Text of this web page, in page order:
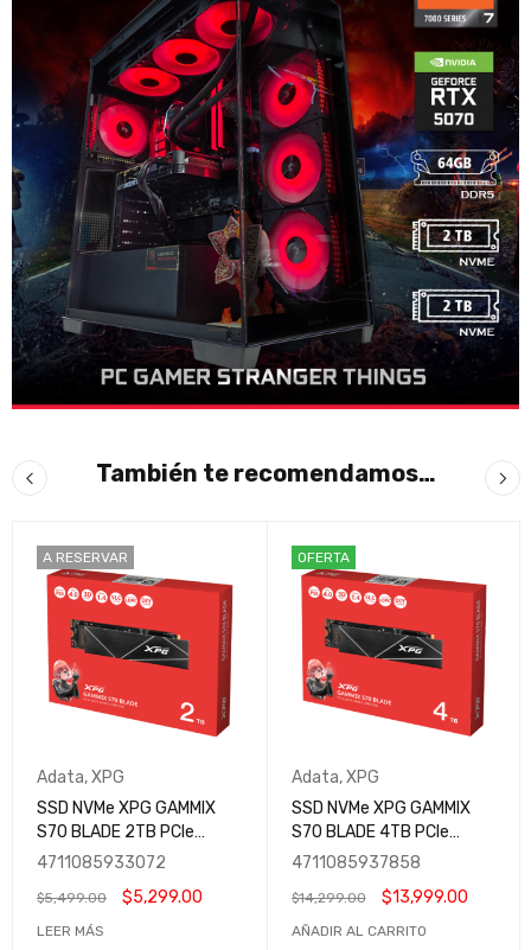
También te recomendamos…
A RESERVAR
Adata,XPG
SSD NVMe XPG GAMMIX
S70 BLADE 2TB PCIe
Gen4x4 M.2 2280
4711085933072
$5,499.00 $5,299.00
LEER MÁS
OFERTA
Adata,XPG
SSD NVMe XPG GAMMIX
S70 BLADE 4TB PCIe
Gen4x4 M.2 2280
4711085937858
$14,299.00 $13,999.00
AÑADIR AL CARRITO